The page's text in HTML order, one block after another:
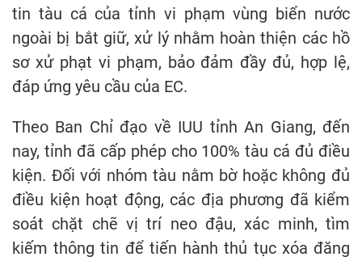
tin tàu cá của tỉnh vi phạm vùng biển nước
ngoài bị bắt giữ, xử lý nhằm hoàn thiện các hồ
sơ xử phạt vi phạm, bảo đảm đầy đủ, hợp lệ,
đáp ứng yêu cầu của EC.
Theo Ban Chỉ đạo về IUU tỉnh An Giang, đến
nay, tỉnh đã cấp phép cho 100% tàu cá đủ điều
kiện. Đối với nhóm tàu nằm bờ hoặc không đủ
điều kiện hoạt động, các địa phương đã kiểm
soát chặt chẽ vị trí neo đậu, xác minh, tìm
kiếm thông tin để tiến hành thủ tục xóa đăng